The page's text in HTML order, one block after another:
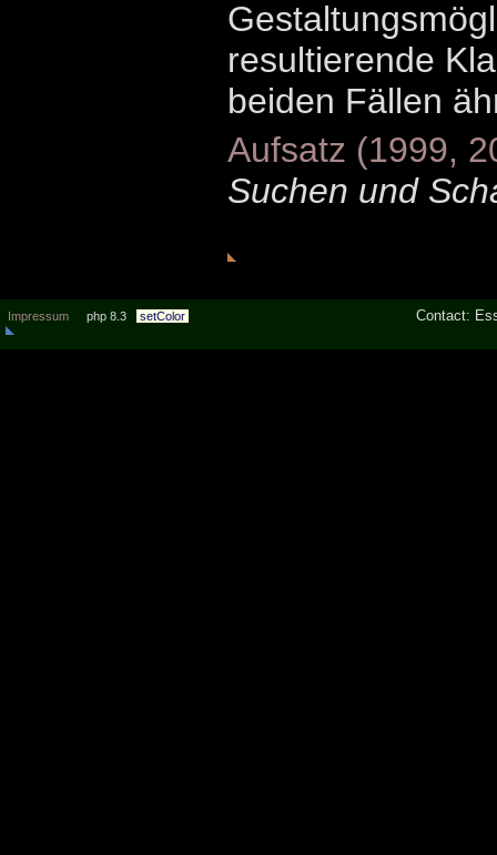
resultierende
beiden Fällen
Aufsatz (1999,
Suchen und
Impressum php 8.3 setColor Contact: